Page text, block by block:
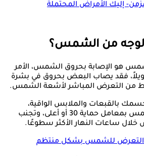
إليك الأمراض المحتملة
من الشمس؟
هو الإصابة بحروق الشمس، الأمر
فقد يصاب البعض بحروق في بشرة
بالقبعات والملابس الواقية،
واستخدم واقيًا من الشمس بمعامل حماية 30 أو أعلى، وتجنب
ساعات النهار الأكثر سطوعًا.
التعرض للشمس بشكل منتظم